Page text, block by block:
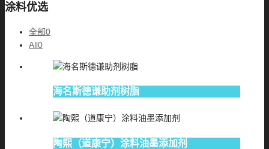
涂料优选
全部0
All0
海名斯德谦助剂树脂
陶熙（道康宁）涂料油墨添加剂